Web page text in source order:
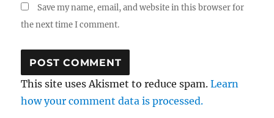
Save my name, email, and website in this browser for
the next time I comment.
This site uses Akismet to reduce spam.Learn
how your comment data is processed.